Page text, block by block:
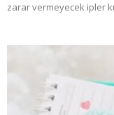
zarar vermeyecek ipler